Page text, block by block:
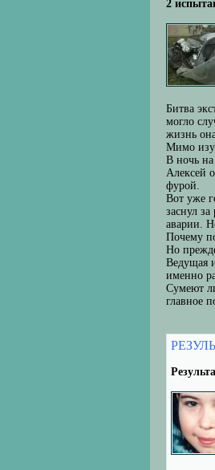
2
Битва
могло
жизнь
Мимо
В ночь на
Алексей
фурой.
Вот уже
заснул
аварии.
Почему
Но
Ведущая
именно
Сумеют
главное